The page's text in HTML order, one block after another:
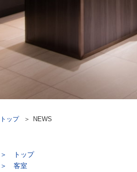
トップ NEWS
トップ
客室